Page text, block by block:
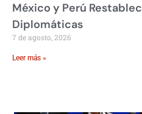
México y Perú
Diplomáticas
7 de agosto, 2026
Leer más »